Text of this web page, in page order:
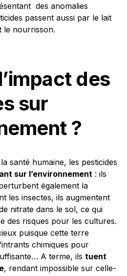
des anomalies
passent aussi par le lait
le nourrisson.
des
sur
?
santé humaine, les pesticides
sur l’environnement : ils
également la
les insectes, ils augmentent
nitrate dans le sol, ce qui
des risques pour les cultures.
puisque cette terre
chimiques pour
A terme, ils tuent
, rendant impossible sur celle-